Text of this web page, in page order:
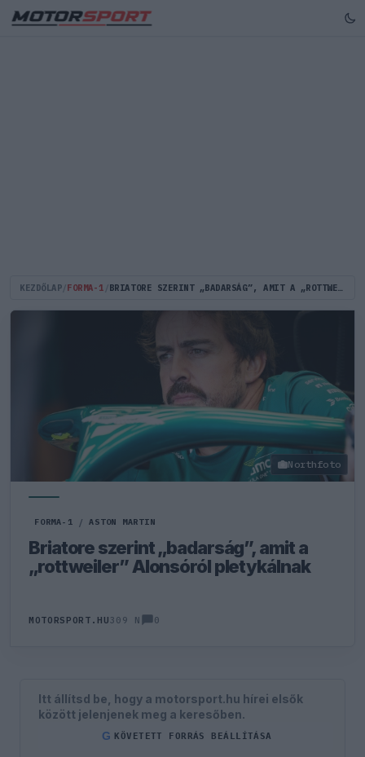
KEZDŐLAP FORMA-1 BRIATORE SZERINT „BADARSÁG”, AMIT A „ROTTWEILER” ALONSÓRÓL PLETYKÁLNAK
Northfoto
FORMA-1 / ASTON MARTIN
Briatore szerint „badarság”, amit a
„rottweiler” Alonsóról pletykálnak
MOTORSPORT.HU309 N 0
Itt állítsd be, hogy a motorsport.hu hírei elsők
között jelenjenek meg a keresőben.
G KÖVETETT FORRÁS BEÁLLÍTÁSA